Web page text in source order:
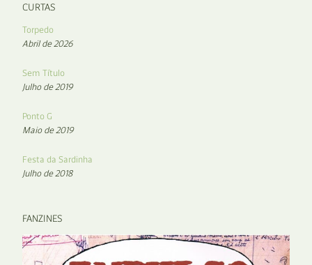
CURTAS
Torpedo
Abril de 2026
Sem Título
Julho de 2019
Ponto G
Maio de 2019
Festa da Sardinha
Julho de 2018
FANZINES